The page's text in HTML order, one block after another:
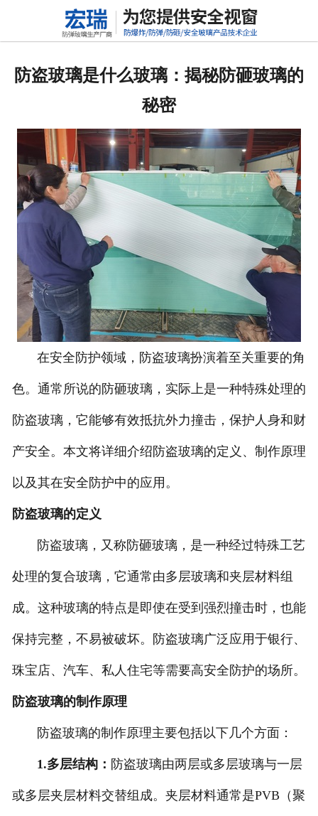
网站首页
新闻动态
行业标准
联系我们
高铝硅玻璃
防盗玻璃是什么玻璃：揭秘防砸玻璃的
秘密
在安全防护领域，防盗玻璃扮演着至关重要的角
色。通常所说的防砸玻璃，实际上是一种特殊处理的
防盗玻璃，它能够有效抵抗外力撞击，保护人身和财
产安全。本文将详细介绍防盗玻璃的定义、制作原理
以及其在安全防护中的应用。
防盗玻璃的定义
防盗玻璃，又称防砸玻璃，是一种经过特殊工艺
处理的复合玻璃，它通常由多层玻璃和夹层材料组
成。这种玻璃的特点是即使在受到强烈撞击时，也能
保持完整，不易被破坏。防盗玻璃广泛应用于银行、
珠宝店、汽车、私人住宅等需要高安全防护的场所。
防盗玻璃的制作原理
防盗玻璃的制作原理主要包括以下几个方面：
1.多层结构： 防盗玻璃由两层或多层玻璃与一层
或多层夹层材料交替组成。夹层材料通常是PVB（聚